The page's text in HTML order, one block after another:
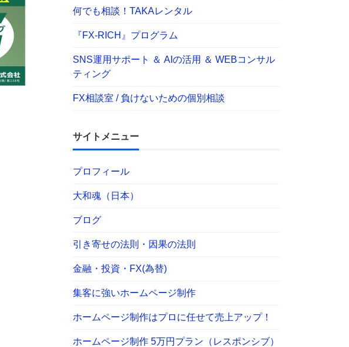
何でも相談！TAKAレンタル
『FX-RICH』プログラム
SNS運用サポート ＆ AIの活用 ＆ WEBコンサル
ティング
FX相談室 / 負けないための個別相談
サイトメニュー
プロフィール
大和魂（日本）
ブログ
引き寄せの法則・因果の法則
金融・投資・FX(為替)
集客に強いホームページ制作
ホームページ制作はプロに任せて売上アップ！
ホームページ制作 5万円プラン（レスポンシブ）